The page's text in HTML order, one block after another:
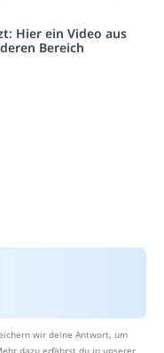
Hier ein Video aus
Bereich
wir deine Antwort, um
dazu erfährst du in unserer